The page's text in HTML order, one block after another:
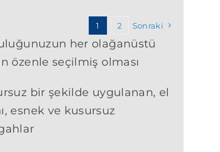
1 2 Sonraki
her olağanüstü
özenle seçilmiş olması
bir şekilde uygulanan, el
esnek ve kusursuz